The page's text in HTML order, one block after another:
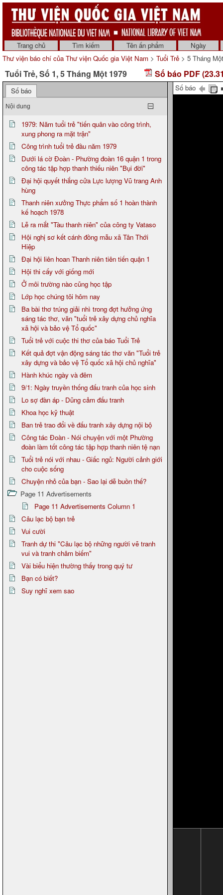
Trang chủ Tìm kiếm Tên ấn phẩm
Ngày
Thư viện báo chí của Thư viện Quốc gia Việt Nam > Tuổi Trẻ > 5 Tháng
Tuổi Trẻ, Số 1, 5 Tháng Một 1979 Số báo PDF
Số báo
Nội dung
1979: Năm tuổi trẻ "tiến quân vào công trình,
xung phong ra mặt trận"
Công trình tuổi trẻ đầu năm 1979
Dưới lá cờ Đoàn - Phường đoàn 16 quận 1 trong
công tác tập hợp thanh thiếu niên "Bụi đời"
Đại hội quyết thắng cửa Lực lượng Vũ trang Anh
hùng
Thanh niên xưởng Thực phẩm số 1 hoàn thành
kế hoạch 1978
Lễ ra mắt "Tàu thanh niên" của công ty Vataso
Hội nghị sơ kết cánh đồng mẫu xã Tân Thới
Hiệp
Đại hội liên hoan Thanh niên tiên tiến quận 1
Hội thi cấy với giống mới
Ở môi trường nào cũng học tập
Lớp học chúng tôi hôm nay
Ba bài thơ trúng giải nhì trong đợt hưởng ứng
sáng tác thơ, văn "tuổi trẻ xây dựng chủ nghĩa
xã hội và bảo vệ Tổ quốc"
Tuổi trẻ với cuộc thi thơ của báo Tuổi Trẻ
Kết quả đợt vận động sáng tác thơ văn "Tuổi trẻ
xây dựng và bảo vệ Tổ quốc xã hội chủ nghĩa"
Hành khúc ngày và đêm
9/1: Ngày truyền thống đấu tranh của học sinh
Lo sợ đàn áp - Dũng cảm đấu tranh
Khoa học kỹ thuật
Ban trẻ trao đổi về đấu tranh xây dựng nội bộ
Công tác Đoàn - Nói chuyện với một Phường
đoàn làm tốt công tác tập hợp thanh niên tệ nạn
Tuổi trẻ nói với nhau - Giấc ngủ: Người cảnh giới
cho cuộc sống
Chuyện nhỏ của bạn - Sao lại dễ buồn thế?
Page 11 Advertisements
Page 11 Advertisements Column 1
Câu lạc bộ bạn trẻ
Vui cười
Tranh dự thi "Câu lạc bộ những người vẽ tranh
vui và tranh châm biếm"
Vài biểu hiện thường thấy trong quý tư
Bạn có biết?
Suy nghĩ xem sao
Số báo